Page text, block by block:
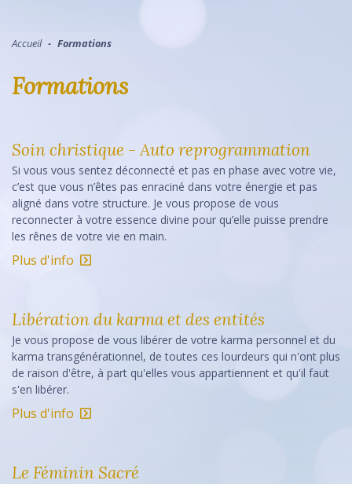
Accueil Formations
Formations
Soin christique - Auto reprogrammation
Si vous vous sentez déconnecté et pas en phase avec votre vie,
c’est que vous n’êtes pas enraciné dans votre énergie et pas
aligné dans votre structure. Je vous propose de vous
reconnecter à votre essence divine pour qu’elle puisse prendre
les rênes de votre vie en main.
Plus d'info
Libération du karma et des entités
Je vous propose de vous libérer de votre karma personnel et du
karma transgénérationnel, de toutes ces lourdeurs qui n'ont plus
de raison d'être, à part qu'elles vous appartiennent et qu'il faut
s'en libérer.
Plus d'info
Le Féminin Sacré